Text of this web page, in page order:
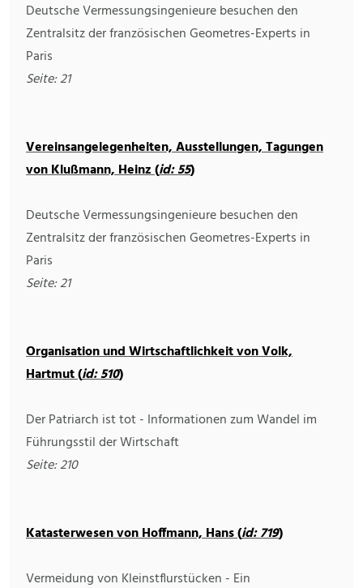
Deutsche Vermessungsingenieure besuchen den
Zentralsitz der französischen Geometres-Experts in
Paris
Seite: 21
Vereinsangelegenheiten, Ausstellungen, Tagungen
von Klußmann, Heinz (id: 55)
Deutsche Vermessungsingenieure besuchen den
Zentralsitz der französischen Geometres-Experts in
Paris
Seite: 21
Organisation und Wirtschaftlichkeit von Volk,
Hartmut (id: 510)
Der Patriarch ist tot - Informationen zum Wandel im
Führungsstil der Wirtschaft
Seite: 210
Katasterwesen von Hoffmann, Hans (id: 719)
Vermeidung von Kleinstflurstücken - Ein